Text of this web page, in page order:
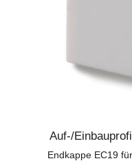
Auf-/
Endkappe EC19